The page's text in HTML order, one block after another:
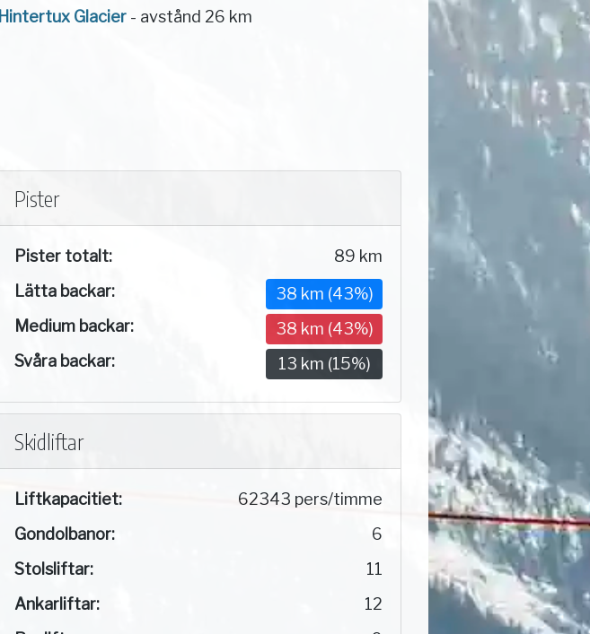
Hintertux Glacier- avstånd 26 km
Pister
Pister totalt:
89 km
Lätta backar:
38 km (43%)
Medium backar:
38 km (43%)
Svåra backar:
13 km (15%)
Skidliftar
Liftkapacitiet:
62343 pers/timme
Gondolbanor:
6
Stolsliftar:
11
Ankarliftar:
12